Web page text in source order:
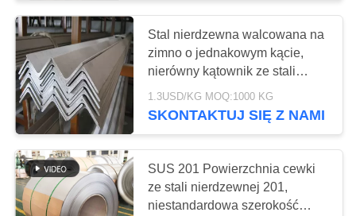
Cewka ze stali
nierdzewnej 316
Stal nierdzewna walcowana na
zimno o jednakowym kącie,
nierówny kątownik ze stali
nierdzewnej 430
1.3USD/KG MOQ:1000 KG
SKONTAKTUJ SIĘ Z NAMI
SUS 201 Powierzchnia cewki
ze stali nierdzewnej 201,
niestandardowa szerokość